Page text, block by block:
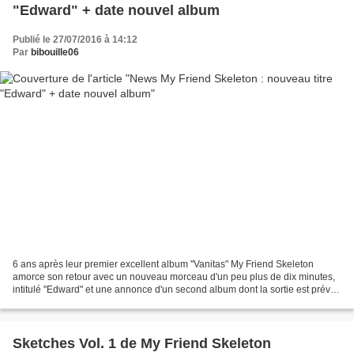
"Edward" + date nouvel album
Publié le 27/07/2016 à 14:12
Par bibouille06
6 ans après leur premier excellent album "Vanitas" My Friend Skeleton
amorce son retour avec un nouveau morceau d'un peu plus de dix minutes,
intitulé "Edward" et une annonce d'un second album dont la sortie est prévue
Sketches Vol. 1 de My Friend Skeleton